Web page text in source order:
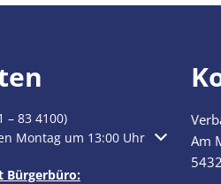
– 83 4100)
oder Schließzeiten auszublenden
Montag um 13:00 Uhr
Bürgerbüro:
Am